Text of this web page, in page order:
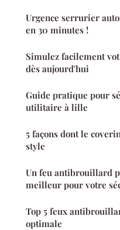
Urgence serrurier
en 30 minutes !
Simulez facilement
dès aujourd'hui
Guide pratique pour
utilitaire à lille
5 façons dont le
style
Un feu antibrouillard
meilleur pour votre
Top 5 feux
optimale